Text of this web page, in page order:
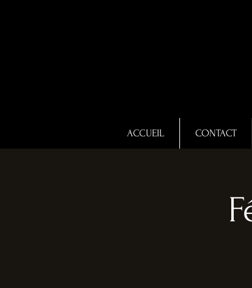
ACCUEIL CONTACT